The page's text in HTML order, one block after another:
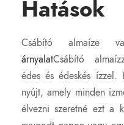
Hatások
Csábító
árnyalatCsábító
édes és édeskés ízzel.
nyújt, amely minden
élvezni szeretné ezt a